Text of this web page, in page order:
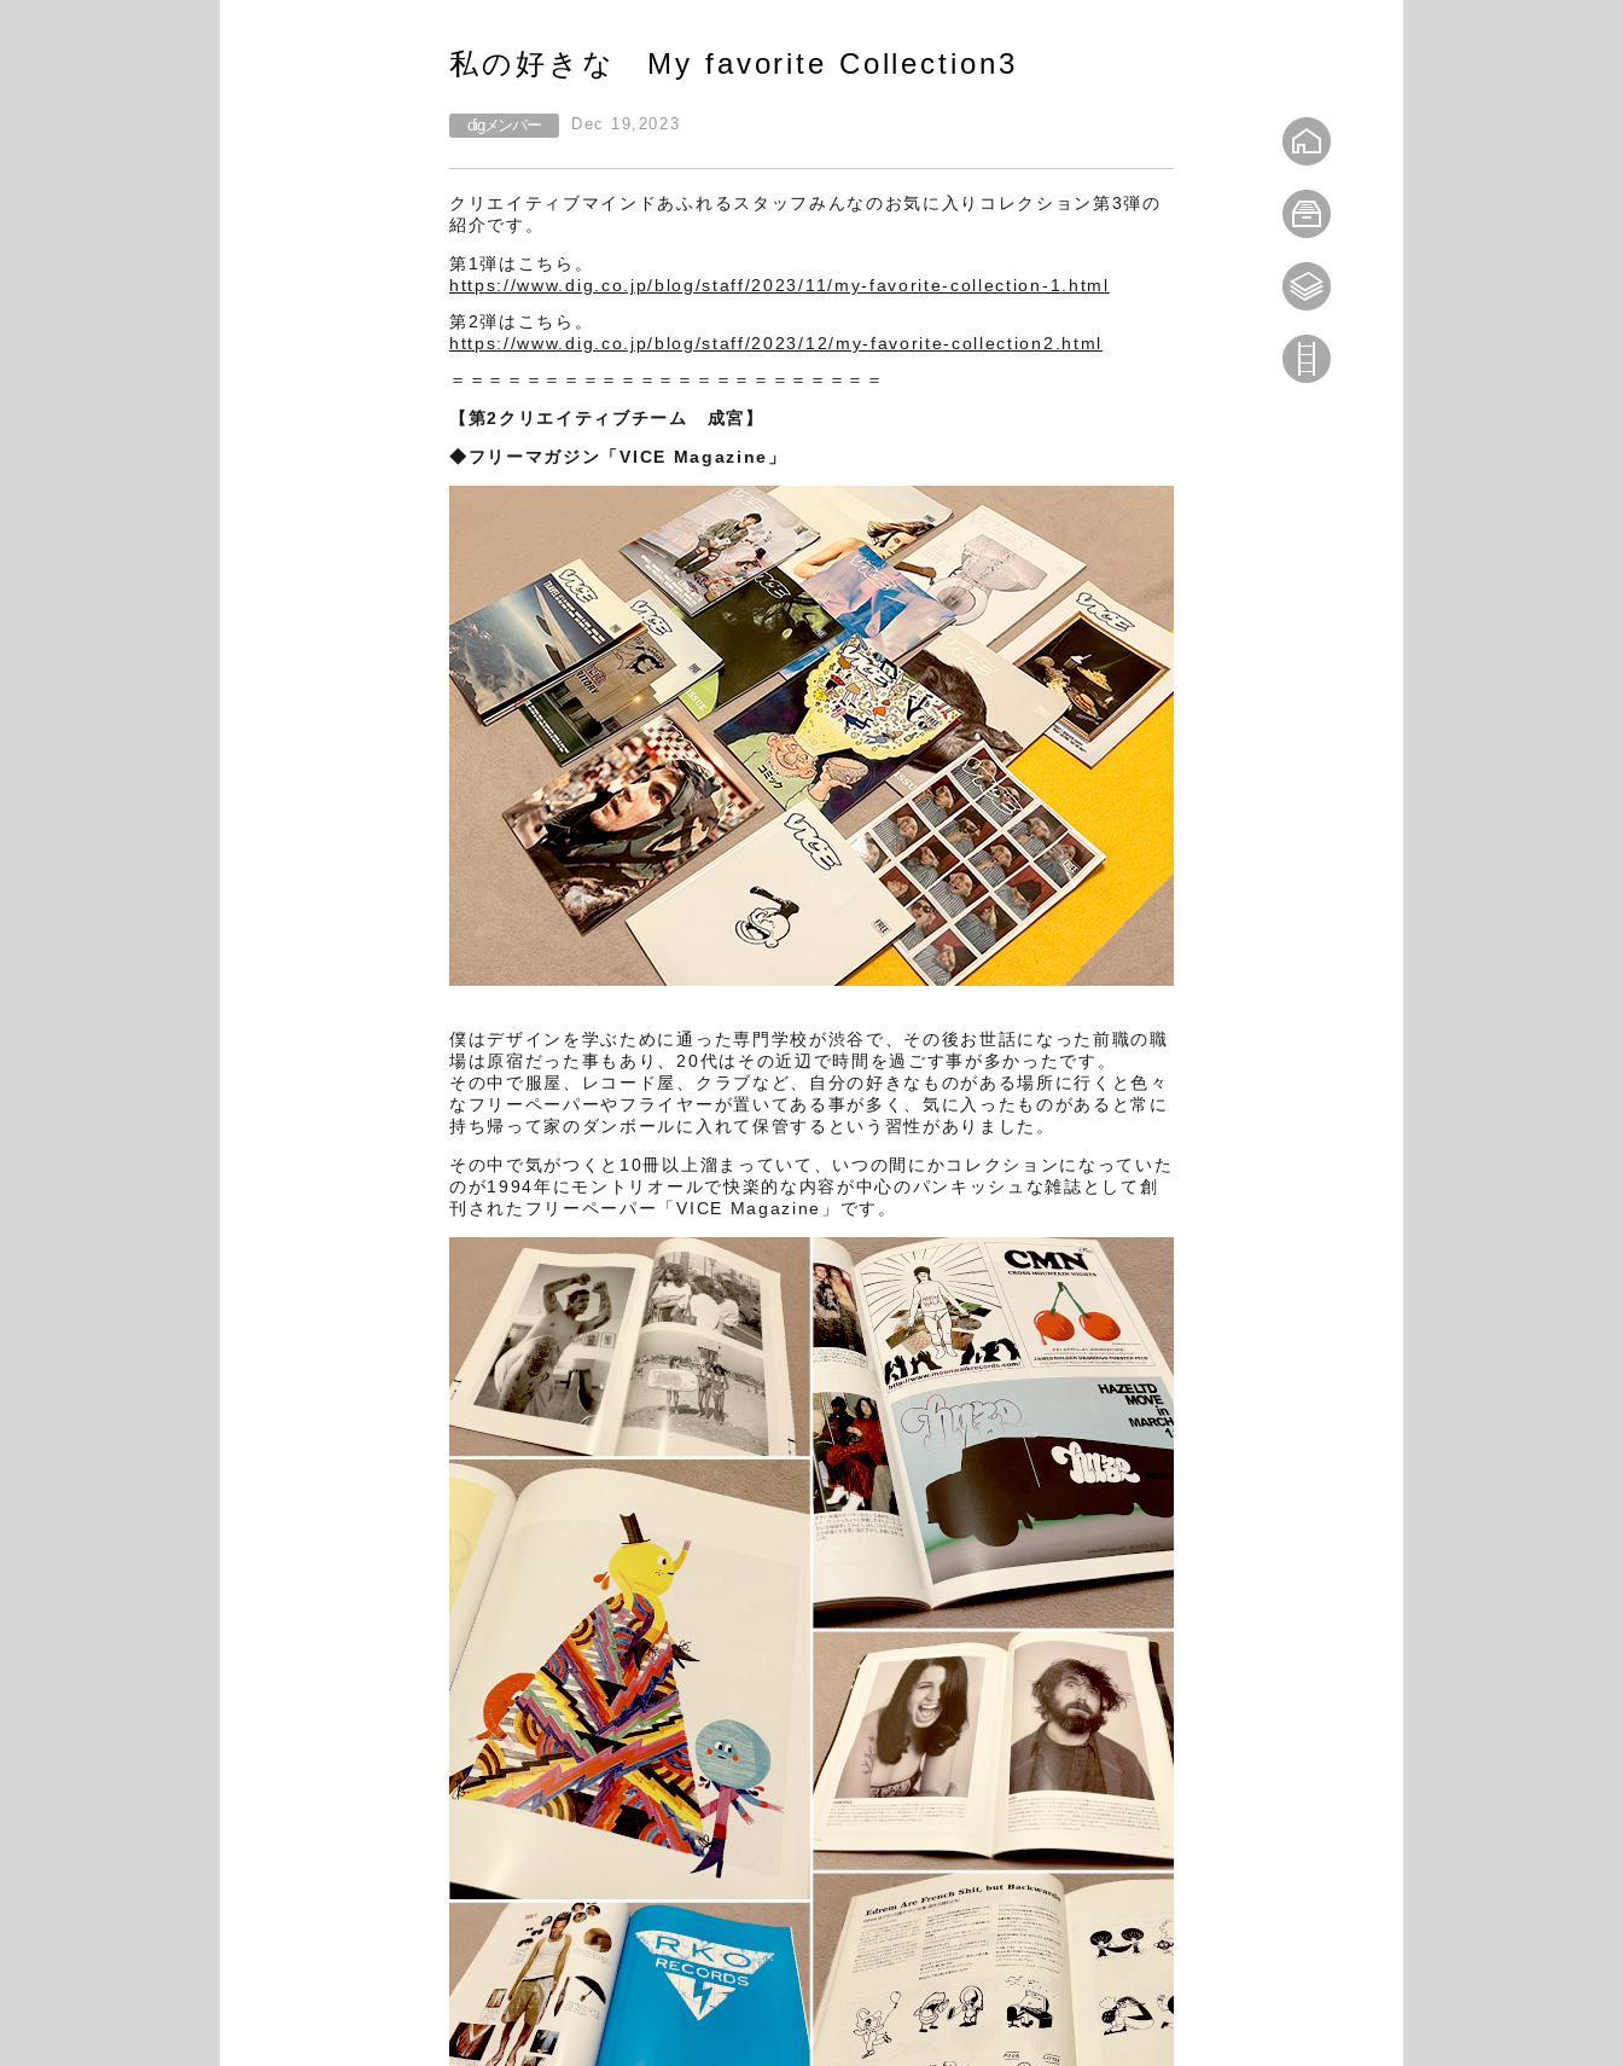
私の好きな My favorite Collection3
digメンバー Dec 19,2023
クリエイティブマインドあふれるスタッフみんなのお気に入りコレクション第3弾の
紹介です。
第1弾はこちら。
https://www.dig.co.jp/blog/staff/2023/11/my-favorite-collection-1.html
第2弾はこちら。
https://www.dig.co.jp/blog/staff/2023/12/my-favorite-collection2.html
＝＝＝＝＝＝＝＝＝＝＝＝＝＝＝＝＝＝＝＝＝＝＝
【第2クリエイティブチーム 成宮】
◆フリーマガジン「VICE Magazine」
僕はデザインを学ぶために通った専門学校が渋谷で、その後お世話になった前職の職
場は原宿だった事もあり、20代はその近辺で時間を過ごす事が多かったです。
その中で服屋、レコード屋、クラブなど、自分の好きなものがある場所に行くと色々
なフリーペーパーやフライヤーが置いてある事が多く、気に入ったものがあると常に
持ち帰って家のダンボールに入れて保管するという習性がありました。
その中で気がつくと10冊以上溜まっていて、いつの間にかコレクションになっていた
のが1994年にモントリオールで快楽的な内容が中心のパンキッシュな雑誌として創
刊されたフリーペーパー「VICE Magazine」です。